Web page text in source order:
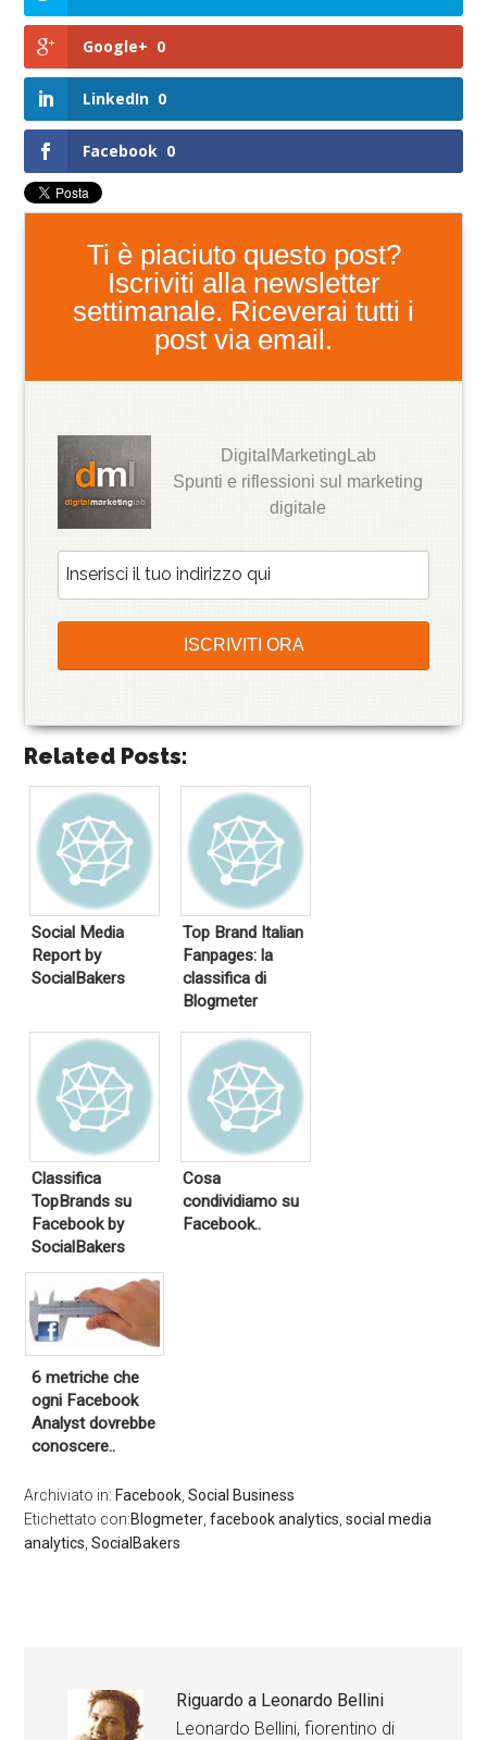
Google+ 0
LinkedIn 0
Facebook 0
Ti è piaciuto questo post?
Iscriviti alla newsletter
settimanale. Riceverai tutti i
post via email.
DigitalMarketingLab
Spunti e riflessioni sul marketing
digitale
Related Posts:
Social Media
Report by
SocialBakers
Top Brand Italian
Fanpages: la
classifica di
Blogmeter
Classifica
TopBrands su
Facebook by
SocialBakers
Cosa
condividiamo su
Facebook..
6 metriche che
ogni Facebook
Analyst dovrebbe
conoscere..
Archiviato in:Facebook ,Social Business
Etichettato con:Blogmeter ,facebook analytics ,social media
analytics ,SocialBakers
Riguardo a Leonardo Bellini
Leonardo Bellini, fiorentino di